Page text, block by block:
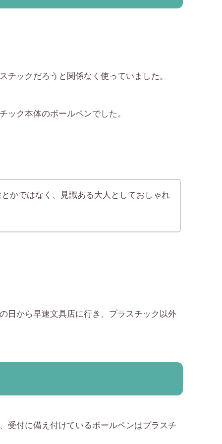
ックだろうと関係なく使っていました。
ク本体のボールペンでした。
かではなく、見識ある大人としておしゃれ
日から早速文具店に行き、プラスチック以外
受付に備え付けているボールペンはプラスチ